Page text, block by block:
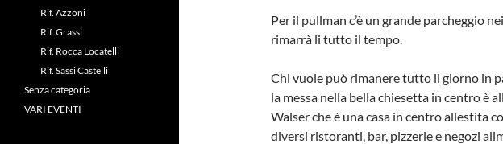
Per il pullman c’è un grande parcheggio
rimarrà li tutto il tempo.
Chi vuole può rimanere tutto il giorno in
la messa nella bella chiesetta in centro è
Walser che è una casa in centro allestita
diversi ristoranti, bar, pizzerie e negozi
Rif. Azzoni
Rif. Grassi
Rif. Rocca Locatelli
Rif. Sassi Castelli
Senza categoria
VARI EVENTI